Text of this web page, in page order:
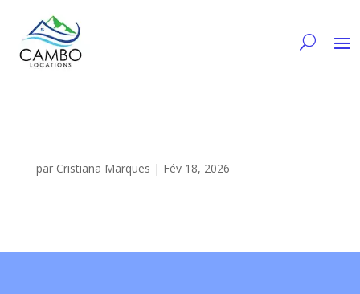
par Cristiana Marques | Fév 18, 2026